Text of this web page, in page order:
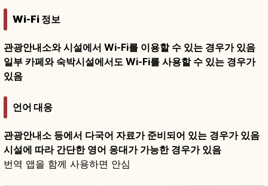
Wi-Fi 정보
관광안내소와 시설에서 Wi-Fi를 이용할 수 있는 경우가 있음
일부 카페와 숙박시설에서도 Wi-Fi를 사용할 수 있는 경우가
있음
언어 대응
관광안내소 등에서 다국어 자료가 준비되어 있는 경우가 있음
시설에 따라 간단한 영어 응대가 가능한 경우가 있음
번역 앱을 함께 사용하면 안심